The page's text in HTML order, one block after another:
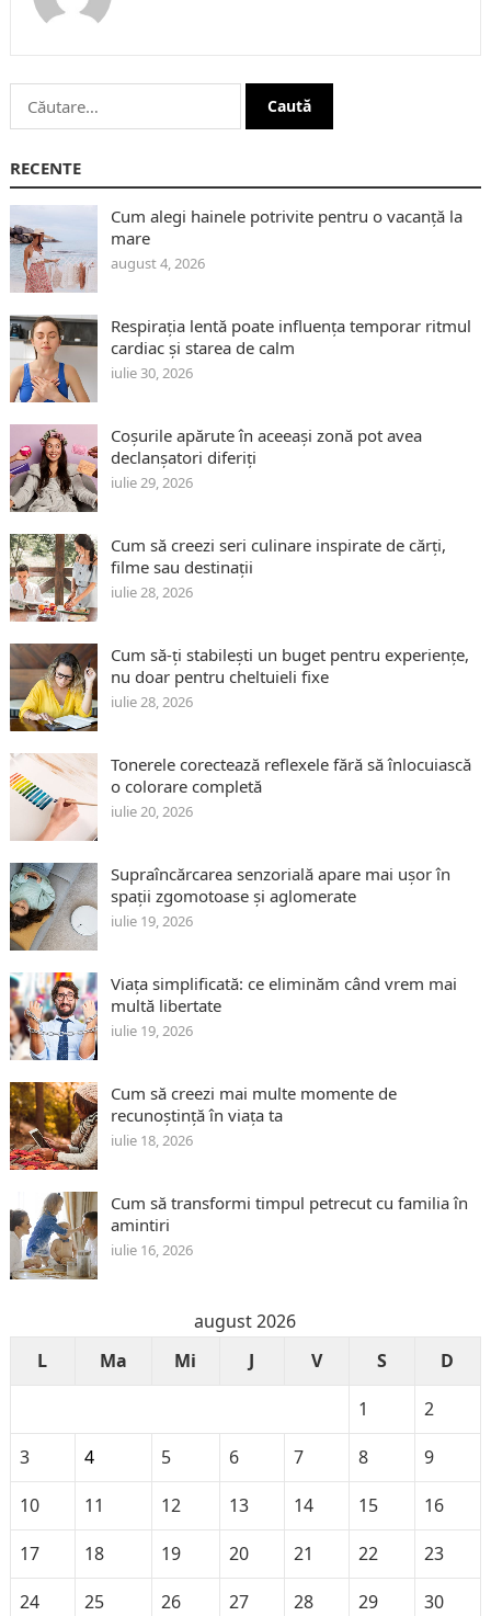
Caută
după:
RECENTE
Cum alegi hainele potrivite pentru o vacanță la
mare
august 4, 2026
Respirația lentă poate influența temporar ritmul
cardiac și starea de calm
iulie 30, 2026
Coșurile apărute în aceeași zonă pot avea
declanșatori diferiți
iulie 29, 2026
Cum să creezi seri culinare inspirate de cărți,
filme sau destinații
iulie 28, 2026
Cum să-ți stabilești un buget pentru experiențe,
nu doar pentru cheltuieli fixe
iulie 28, 2026
Tonerele corectează reflexele fără să înlocuiască
o colorare completă
iulie 20, 2026
Supraîncărcarea senzorială apare mai ușor în
spații zgomotoase și aglomerate
iulie 19, 2026
Viața simplificată: ce eliminăm când vrem mai
multă libertate
iulie 19, 2026
Cum să creezi mai multe momente de
recunoștință în viața ta
iulie 18, 2026
Cum să transformi timpul petrecut cu familia în
amintiri
iulie 16, 2026
august 2026
L
Ma Mi J V S
D
1
2
3
4 5 6 7 8
9
10
11 12 13 14 15
16
17
18 19 20 21 22
23
24
25 26 27 28 29
30